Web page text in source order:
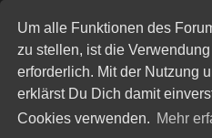
Um alle Funktionen des
zu stellen, ist die
erforderlich. Mit der Nutzung
erklärst Du Dich damit
Cookies verwenden. Mehr